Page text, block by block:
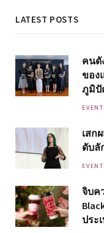
LATEST POSTS
คนดั
ของ
ภูมิปั
EVENT
เสก
ดับลั
EVENT
จิบค
ประ